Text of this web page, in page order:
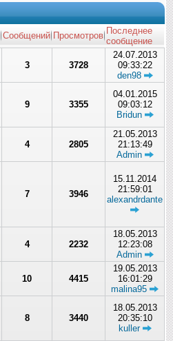
Сообщений Просмотров Последнее
сообщение
3 3728
24.07.2013
09:33:22
den98
9 3355
04.01.2015
09:03:12
Bridun
4 2805
21.05.2013
21:13:49
Admin
7 3946
15.11.2014
21:59:01
alexandrdante
4 2232
18.05.2013
12:23:08
Admin
10 4415
19.05.2013
16:01:29
malina95
8 3440
18.05.2013
20:35:10
kuller